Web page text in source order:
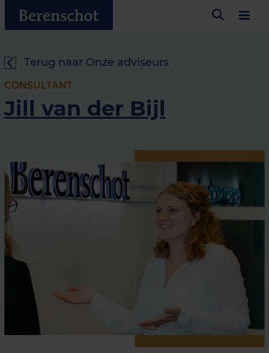
Terug naar Onze adviseurs
CONSULTANT
Jill van der Bijl